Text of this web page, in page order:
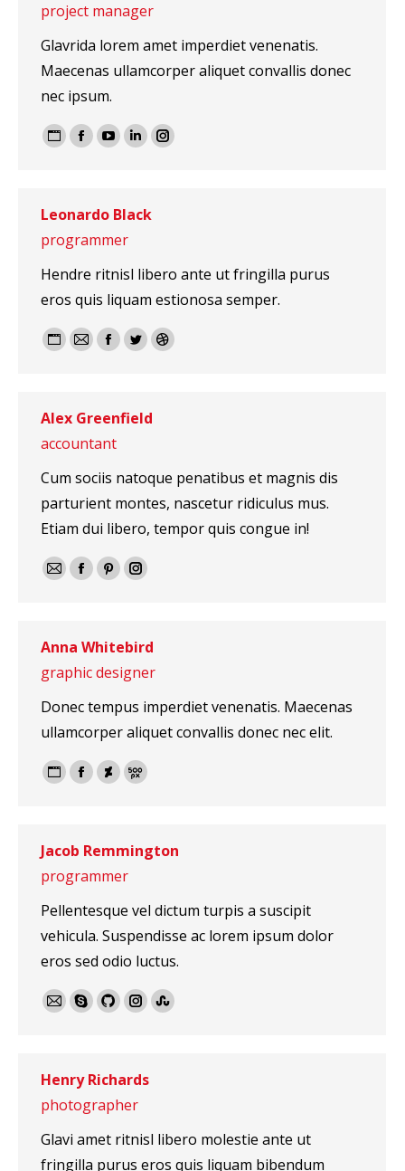
web
project manager
Glavrida lorem amet imperdiet venenatis.
Maecenas ullamcorper aliquet convallis donec
nec ipsum.
Blog
Site
web
Facebook
YouTube
LinkedInInstagram
Leonardo Black
programmer
Hendre ritnisl libero ante ut fringilla purus
eros quis liquam estionosa semper.
Blog
Site
web
E-
Facebook
TwitterDribble
Alex Greenfield
accountant
Cum sociis natoque penatibus et magnis dis
parturient montes, nascetur ridiculus mus.
Etiam dui libero, tempor quis congue in!
E-
Facebook
PinterestInstagram
Anna Whitebird
graphic designer
Donec tempus imperdiet venenatis. Maecenas
ullamcorper aliquet convallis donec nec elit.
Blog
Site
web
Facebook
Deviantart
500px
Jacob Remmington
programmer
Pellentesque vel dictum turpis a suscipit
vehicula. Suspendisse ac lorem ipsum dolor
eros sed odio luctus.
E-
SkypeGithubInstagram
Stumbleupon
Henry Richards
photographer
Glavi amet ritnisl libero molestie ante ut
fringilla purus eros quis liquam bibendum